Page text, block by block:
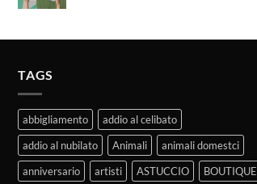
TAGS
abbigliamento
addio al celibato
addio al nubilato
Animali
animali domestci
anniversario
artisti ASTUCCIO BOUTIQUE